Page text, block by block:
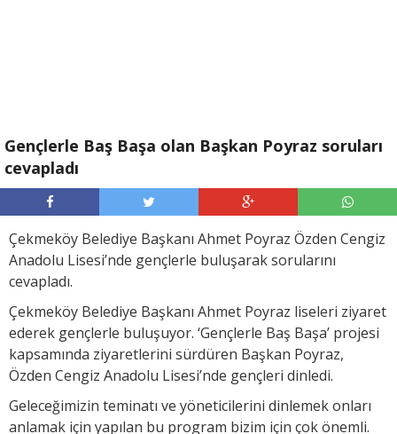
Gençlerle Baş Başa olan Başkan Poyraz soruları
cevapladı
Çekmeköy Belediye Başkanı Ahmet Poyraz Özden Cengiz
Anadolu Lisesi’nde gençlerle buluşarak sorularını
cevapladı.
Çekmeköy Belediye Başkanı Ahmet Poyraz liseleri ziyaret
ederek gençlerle buluşuyor. ‘Gençlerle Baş Başa’ projesi
kapsamında ziyaretlerini sürdüren Başkan Poyraz,
Özden Cengiz Anadolu Lisesi’nde gençleri dinledi.
Geleceğimizin teminatı ve yöneticilerini dinlemek onları
anlamak için yapılan bu program bizim için çok önemli.